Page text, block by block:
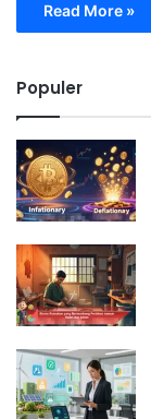
Read More »
Populer